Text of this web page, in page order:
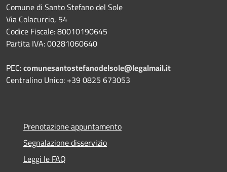
Comune di Santo Stefano del Sole
Via Colacurcio, 54
Codice Fiscale: 80010190645
Partita IVA: 00281060640
PEC:comunesantostefanodelsole@legalmail.it
Centralino Unico: +39 0825 673053
Prenotazione appuntamento
Segnalazione disservizio
Leggi le FAQ